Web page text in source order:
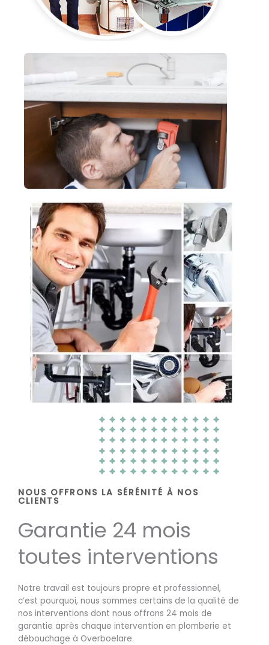
NOUS OFFRONS LA SÉRÉNITÉ À NOS
CLIENTS
Garantie 24 mois
toutes interventions
Notre travail est toujours propre et professionnel,
c’est pourquoi, nous sommes certains de la qualité de
nos interventions dont nous offrons 24 mois de
garantie après chaque intervention en plomberie et
débouchage à Overboelare.